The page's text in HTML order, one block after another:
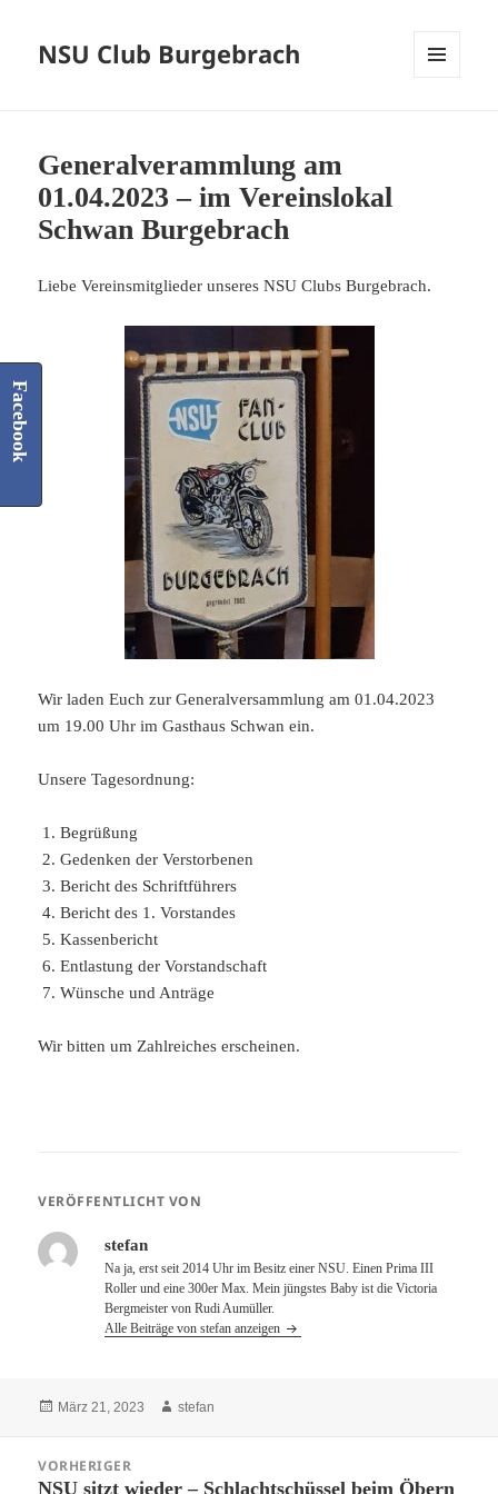
NSU Club Burgebrach
Generalverammlung am
01.04.2023 – im Vereinslokal
Schwan Burgebrach
Liebe Vereinsmitglieder unseres NSU Clubs Burgebrach.
Wir laden Euch zur Generalversammlung am 01.04.2023
um 19.00 Uhr im Gasthaus Schwan ein.
Unsere Tagesordnung:
Begrüßung
Gedenken der Verstorbenen
Bericht des Schriftführers
Bericht des 1. Vorstandes
Kassenbericht
Entlastung der Vorstandschaft
Wünsche und Anträge
Wir bitten um Zahlreiches erscheinen.
VERÖFFENTLICHT VON
stefan
Na ja, erst seit 2014 Uhr im Besitz einer NSU. Einen Prima III
Roller und eine 300er Max. Mein jüngstes Baby ist die Victoria
Bergmeister von Rudi Aumüller.
Alle Beiträge von stefan anzeigen
Veröffentlicht
März 21, 2023 Autor
stefan
VORHERIGER
Vorheriger
NSU sitzt wieder – Schlachtschüssel beim Öbern
Facebook